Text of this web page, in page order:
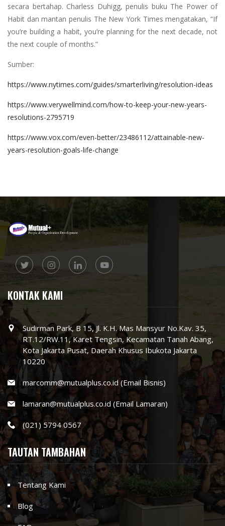
secara bertahap. Charless Duhigg, penulis buku The Power of
Habit dan mantan penulis The New York Times mengatakan, “If
you’re building a habit, you’re planning for the next decade, not
the next couple of months.”
Sumber:
https://www.nytimes.com/guides/smarterliving/resolution-ideas
https://www.verywellmind.com/how-to-keep-your-new-years-
resolutions-2795719
https://www.vox.com/even-better/23486112/attainable-new-
years-resolution-goals-life-change
KONTAK KAMI
Sudirman Park, B 15, Jl. K.H. Mas Mansyur No.Kav. 35,
RT.12/RW.11, Karet Tengsin, Kecamatan Tanah Abang,
Kota Jakarta Pusat, Daerah Khusus Ibukota Jakarta
10220
marcomm@mutualplus.co.id (Email Bisnis)
lamaran@mutualplus.co.id (Email Lamaran)
(021) 5794 0567
TAUTAN TAMBAHAN
Tentang Kami
Blog